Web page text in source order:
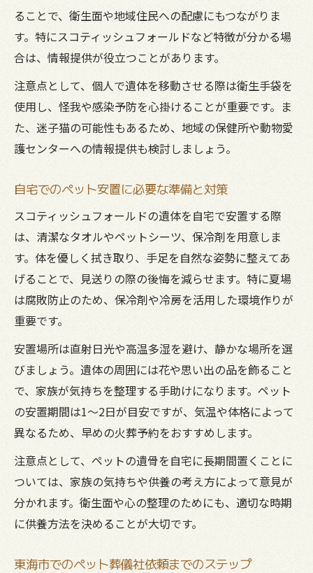
ることで、衛生面や地域住民への配慮にもつながりま
す。特にスコティッシュフォールドなど特徴が分かる場
合は、情報提供が役立つことがあります。
注意点として、個人で遺体を移動させる際は衛生手袋を
使用し、怪我や感染予防を心掛けることが重要です。ま
た、迷子猫の可能性もあるため、地域の保健所や動物愛
護センターへの情報提供も検討しましょう。
自宅でのペット安置に必要な準備と対策
スコティッシュフォールドの遺体を自宅で安置する際
は、清潔なタオルやペットシーツ、保冷剤を用意しま
す。体を優しく拭き取り、手足を自然な姿勢に整えてあ
げることで、見送りの際の後悔を減らせます。特に夏場
は腐敗防止のため、保冷剤や冷房を活用した環境作りが
重要です。
安置場所は直射日光や高温多湿を避け、静かな場所を選
びましょう。遺体の周囲には花や思い出の品を飾ること
で、家族が気持ちを整理する手助けになります。ペット
の安置期間は1～2日が目安ですが、気温や体格によって
異なるため、早めの火葬予約をおすすめします。
注意点として、ペットの遺骨を自宅に長期間置くことに
ついては、家族の気持ちや供養の考え方によって意見が
分かれます。衛生面や心の整理のためにも、適切な時期
に供養方法を決めることが大切です。
東海市でのペット葬儀社依頼までのステップ